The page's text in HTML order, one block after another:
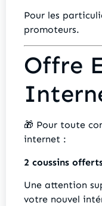
Pour les
promoteurs.
Offre
🎁 Pour toute
internet :
2 coussins
Une attention
votre nouvel